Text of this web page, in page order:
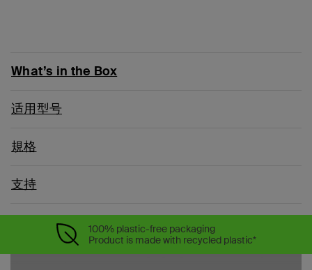
What’s in the Box
适用型号
規格
支持
100% plastic-free packaging
Product is made with recycled plastic*